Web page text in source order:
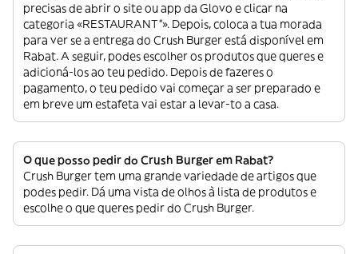
precisas de abrir o site ou app da Glovo e clicar na
categoria «RESTAURANT”». Depois, coloca a tua morada
para ver se a entrega do Crush Burger está disponível em
Rabat. A seguir, podes escolher os produtos que queres e
adicioná-los ao teu pedido. Depois de fazeres o
pagamento, o teu pedido vai começar a ser preparado e
em breve um estafeta vai estar a levar-to a casa.
O que posso pedir do Crush Burger em Rabat?
Crush Burger tem uma grande variedade de artigos que
podes pedir. Dá uma vista de olhos à lista de produtos e
escolhe o que queres pedir do Crush Burger.